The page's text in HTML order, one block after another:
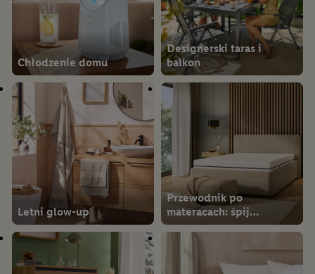
Chłodzenie domu
Designerski taras i
balkon
Letni glow-up
Przewodnik po
materacach: śpij
wygodnie